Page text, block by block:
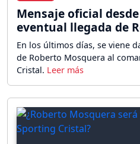
Mensaje oficial
eventual llegada de
En los últimos días, se viene
de Roberto Mosquera al
Cristal.